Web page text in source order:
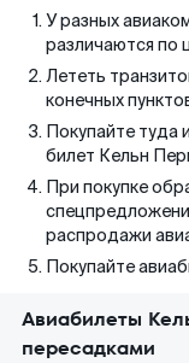
У разных
различаются по
Лететь
конечных
Покупайте туда
билет Кельн
При покупке
распродажи
Покупайте
Авиабилеты
пересадками